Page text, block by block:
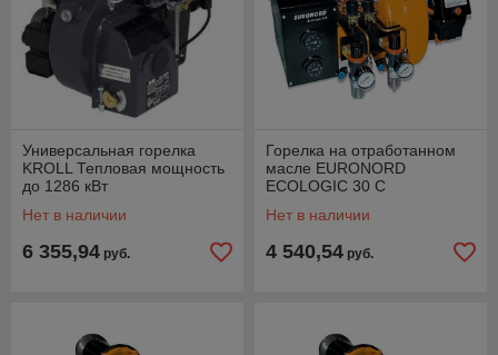
Универсальная горелка
KROLL Тепловая мощность
до 1286 кВт
Нет в наличии
6 355,94 руб.
Горелка на отработанном
масле EURONORD
ECOLOGIC 30 С
Нет в наличии
4 540,54 руб.